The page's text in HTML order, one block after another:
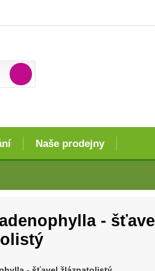
Naše prodejny
- šťavel